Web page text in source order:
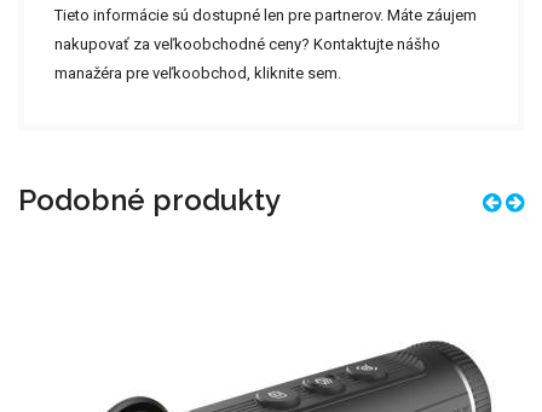
Tieto informácie sú dostupné len pre partnerov. Máte záujem
nakupovať za veľkoobchodné ceny? Kontaktujte nášho
manažéra pre veľkoobchod, kliknite sem.
Podobné produkty